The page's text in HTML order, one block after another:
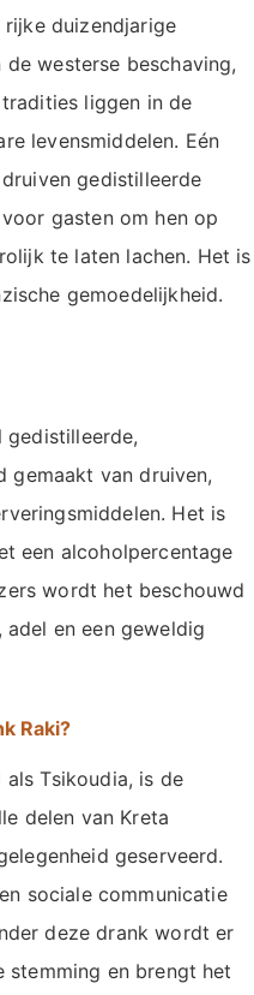
duizendjarige
westerse beschaving,
liggen in de
levensmiddelen. Eén
gedistilleerde
gasten om hen op
te laten lachen. Het is
gemoedelijkheid.
gedistilleerde,
gemaakt van druiven,
Het is
een alcoholpercentage
wordt het beschouwd
en een geweldig
Raki?
als Tsikoudia, is de
delen van Kreta
geserveerd.
sociale communicatie
deze drank wordt er
stemming en brengt het